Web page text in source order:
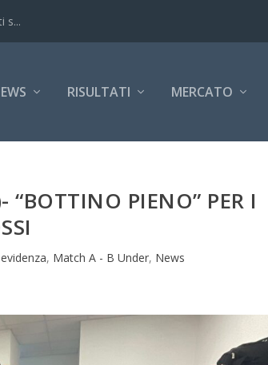
s...
RISULTATI MERCATO
PIENO” PER I
, Match A - B Under, News